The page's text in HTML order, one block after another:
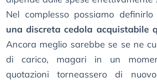
Nel complesso possiamo
una discreta cedola acquistabile
Ancora meglio sarebbe se se ne
di carico, magari in un
quotazioni torneassero di